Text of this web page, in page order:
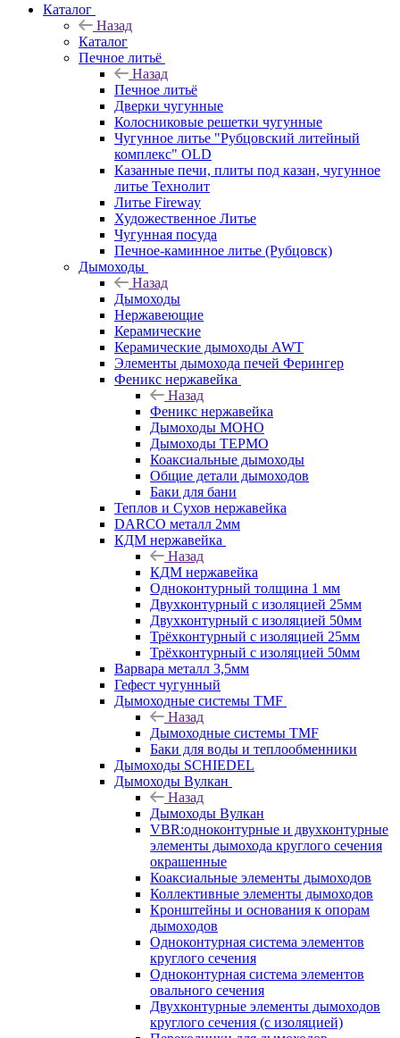
Каталог
Назад
Каталог
Печное литьё
Назад
Печное литьё
Дверки чугунные
Колосниковые решетки чугунные
Чугунное литье "Рубцовский литейный
комплекс" OLD
Казанные печи, плиты под казан, чугунное
литье Технолит
Литье Fireway
Художественное Литье
Чугунная посуда
Печное-каминное литье (Рубцовск)
Дымоходы
Назад
Дымоходы
Нержавеющие
Керамические
Керамические дымоходы AWT
Элементы дымохода печей Ферингер
Феникс нержавейка
Назад
Феникс нержавейка
Дымоходы МОНО
Дымоходы ТЕРМО
Коаксиальные дымоходы
Общие детали дымоходов
Баки для бани
Теплов и Сухов нержавейка
DARCO металл 2мм
КДМ нержавейка
Назад
КДМ нержавейка
Одноконтурный толщина 1 мм
Двухконтурный с изоляцией 25мм
Двухконтурный с изоляцией 50мм
Трёхконтурный с изоляцией 25мм
Трёхконтурный с изоляцией 50мм
Варвара металл 3,5мм
Гефест чугунный
Дымоходные системы TMF
Назад
Дымоходные системы TMF
Баки для воды и теплообменники
Дымоходы SCHIEDEL
Дымоходы Вулкан
Назад
Дымоходы Вулкан
VBR:одноконтурные и двухконтурные
элементы дымохода круглого сечения
окрашенные
Коаксиальные элементы дымоходов
Коллективные элементы дымоходов
Кронштейны и основания к опорам
дымоходов
Одноконтурная система элементов
круглого сечения
Одноконтурная система элементов
овального сечения
Двухконтурные элементы дымоходов
круглого сечения (с изоляцией)